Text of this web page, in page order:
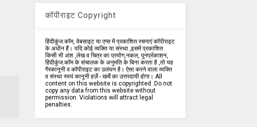
कॉपीराइट Copyright
हिंदीकुंज.कॉम, वेबसाइट या एप्स में प्रकाशित रचनाएं कॉपीराइट
के अधीन हैं। यदि कोई व्यक्ति या संस्था ,इसमें प्रकाशित
किसी भी अंश ,लेख व चित्र का प्रयोग,नकल, पुनर्प्रकाशन,
हिंदीकुंज.कॉम के संचालक के अनुमति के बिना करता है ,तो यह
गैरकानूनी व कॉपीराइट का उलंघन है। ऐसा करने वाला व्यक्ति
व संस्था स्वयं कानूनी हर्ज़े - खर्चे का उत्तरदायी होगा। All
content on this website is copyrighted. Do not
copy any data from this website without
permission. Violations will attract legal
penalties.